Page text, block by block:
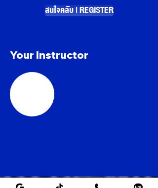
สนใจคลับ | REGISTER
Your Instructor